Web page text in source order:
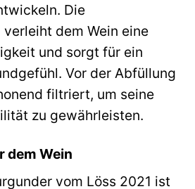
Die
dem Wein eine
und sorgt für ein
Vor der Abfüllung
filtriert, um seine
zu gewährleisten.
dem Wein
vom Löss 2021 ist